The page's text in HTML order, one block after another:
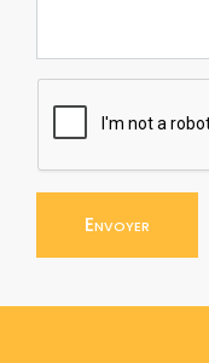
Envoyer